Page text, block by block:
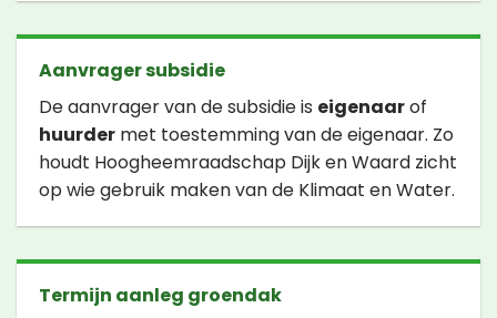
Aanvrager subsidie
De aanvrager van de subsidie is eigenaarof
huurder met toestemming van de eigenaar. Zo
houdt Hoogheemraadschap Dijk en Waard zicht
op wie gebruik maken van de Klimaat en Water.
Termijn aanleg groendak